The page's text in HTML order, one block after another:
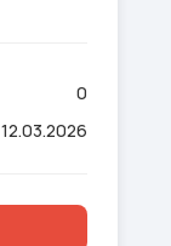
0
12.03.2026